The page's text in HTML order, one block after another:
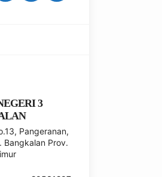
3
Pangeranan,
Bangkalan Prov.